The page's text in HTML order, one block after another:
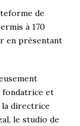
de
à 170
en présentant
fondatrice et
la directrice
le studio de